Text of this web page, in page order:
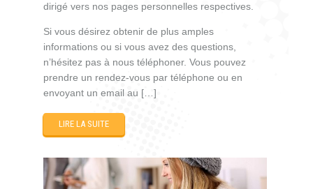
dirigé vers nos pages personnelles respectives.
Si vous désirez obtenir de plus amples
informations ou si vous avez des questions,
n’hésitez pas à nous téléphoner. Vous pouvez
prendre un rendez-vous par téléphone ou en
envoyant un email au […]
LIRE LA SUITE